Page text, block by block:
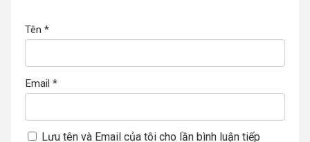
Tên *
Email *
Lưu tên và Email của tôi cho lần bình luận tiếp